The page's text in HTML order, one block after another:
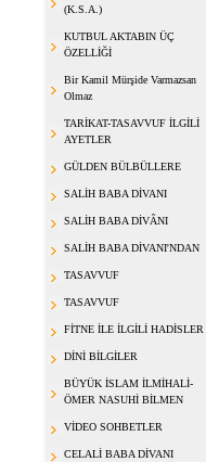
(K.S.A.)
KUTBUL AKTABIN ÜÇ
ÖZELLİĞİ
Bir Kamil Mürşide Varmazsan
Olmaz
TARİKAT-TASAVVUF İLGİLİ
AYETLER
GÜLDEN BÜLBÜLLERE
SALİH BABA DİVANI
SALİH BABA DİVÂNI
SALİH BABA DİVANI'NDAN
TASAVVUF
TASAVVUF
FİTNE İLE İLGİLİ HADİSLER
DİNİ BİLGİLER
BÜYÜK İSLAM İLMİHALİ-
ÖMER NASUHİ BİLMEN
VİDEO SOHBETLER
CELALİ BABA DİVANI